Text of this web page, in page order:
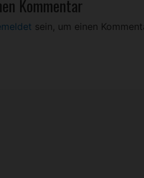
Kommentar
sein, um einen